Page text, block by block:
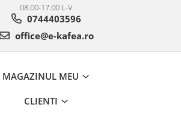
08.00-17.00 L-V
0744403596
office@e-kafea.ro
MAGAZINUL MEU
CLIENTI